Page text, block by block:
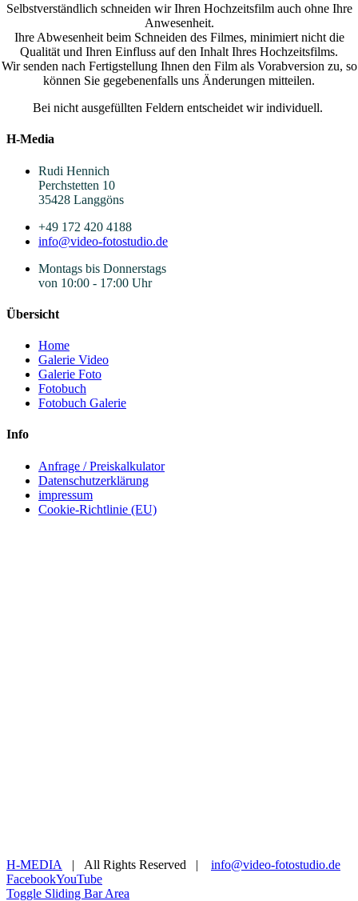
Selbstverständlich schneiden wir Ihren Hochzeitsfilm auch ohne Ihre
Anwesenheit.
Ihre Abwesenheit beim Schneiden des Filmes, minimiert nicht die
Qualität und Ihren Einfluss auf den Inhalt Ihres Hochzeitsfilms.
Wir senden nach Fertigstellung Ihnen den Film als Vorabversion zu, so
können Sie gegebenenfalls uns Änderungen mitteilen.
Bei nicht ausgefüllten Feldern entscheidet wir individuell.
H-Media
Rudi Hennich
Perchstetten 10
35428 Langgöns
+49 172 420 4188
info@video-fotostudio.de
Montags bis Donnerstags
von 10:00 - 17:00 Uhr
Übersicht
Home
Galerie Video
Galerie Foto
Fotobuch
Fotobuch Galerie
Info
Anfrage / Preiskalkulator
Datenschutzerklärung
impressum
Cookie-Richtlinie (EU)
H-MEDIA | All Rights Reserved | info@video-fotostudio.de
FacebookYouTube
Toggle Sliding Bar Area